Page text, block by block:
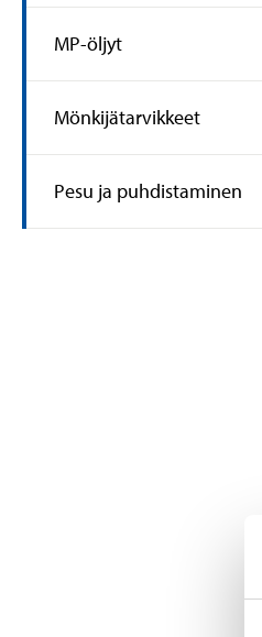
MP-öljyt
Mönkijätarvikkeet
Pesu ja puhdistaminen